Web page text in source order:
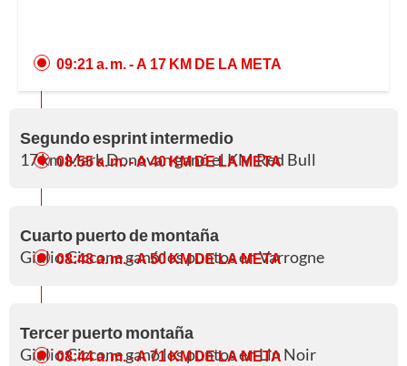
09:21 a. m.- A 17 KM DE LA META
Segundo esprint intermedio
17 km Mark Donovan ganó el KM Red Bull
08:55 a. m.- A 40 KM DE LA META
Cuarto puerto de montaña
Giulio Ciccone ganó los puntos en Varrogne
08:48 a. m.- A 50 KM DE LA META
Tercer puerto montaña
Giulio Ciccone ganó los puntos en Lin Noir
08:44 a. m.- A 71 KM DE LA META